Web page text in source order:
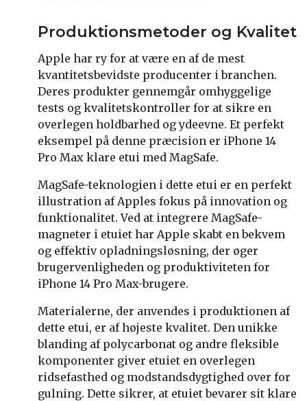
Produktionsmetoder og Kvalitet
Apple har ry for at være en af de mest
kvantitetsbevidste producenter i branchen.
Deres produkter gennemgår omhyggelige
tests og kvalitetskontroller for at sikre en
overlegen holdbarhed og ydeevne. Et perfekt
eksempel på denne præcision er iPhone 14
Pro Max klare etui med MagSafe.
MagSafe-teknologien i dette etui er en perfekt
illustration af Apples fokus på innovation og
funktionalitet. Ved at integrere MagSafe-
magneter i etuiet har Apple skabt en bekvem
og effektiv opladningsløsning, der øger
brugervenligheden og produktiviteten for
iPhone 14 Pro Max-brugere.
Materialerne, der anvendes i produktionen af
dette etui, er af højeste kvalitet. Den unikke
blanding af polycarbonat og andre fleksible
komponenter giver etuiet en overlegen
ridsefasthed og modstandsdygtighed over for
gulning. Dette sikrer, at etuiet bevarer sit klare